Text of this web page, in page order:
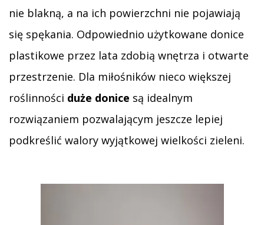
nie blakną, a na ich powierzchni nie pojawiają
się spękania. Odpowiednio użytkowane donice
plastikowe przez lata zdobią wnętrza i otwarte
przestrzenie. Dla miłośników nieco większej
roślinności duże donice są idealnym
rozwiązaniem pozwalającym jeszcze lepiej
podkreślić walory wyjątkowej wielkości zieleni.